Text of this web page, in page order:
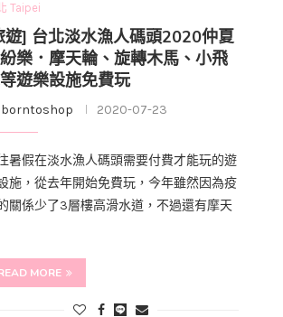
Taipei
遊] 台北淡水漁人碼頭2020仲夏
樂．摩天輪、旋轉木馬、小飛
遊樂設施免費玩
borntoshop 2020-07-23
暑假在淡水漁人碼頭需要付費才能玩的遊
施，從去年開始免費玩，今年雖然因為疫
關係少了3層樓高滑水道，不過還有摩天
MORE